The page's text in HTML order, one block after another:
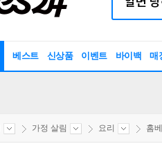
베스트 신상품 이벤트 바이백 매
가정 살림 요리 홈